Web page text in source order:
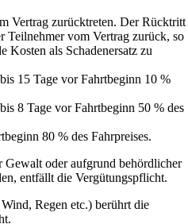
Vertrag zurücktreten. Der Rücktritt
Teilnehmer vom Vertrag zurück, so
Kosten als Schadenersatz zu
15 Tage vor Fahrtbeginn 10 %
8 Tage vor Fahrtbeginn 50 % des
80 % des Fahrpreises.
oder aufgrund behördlicher
entfällt die Vergütungspflicht.
Regen etc.) berührt die